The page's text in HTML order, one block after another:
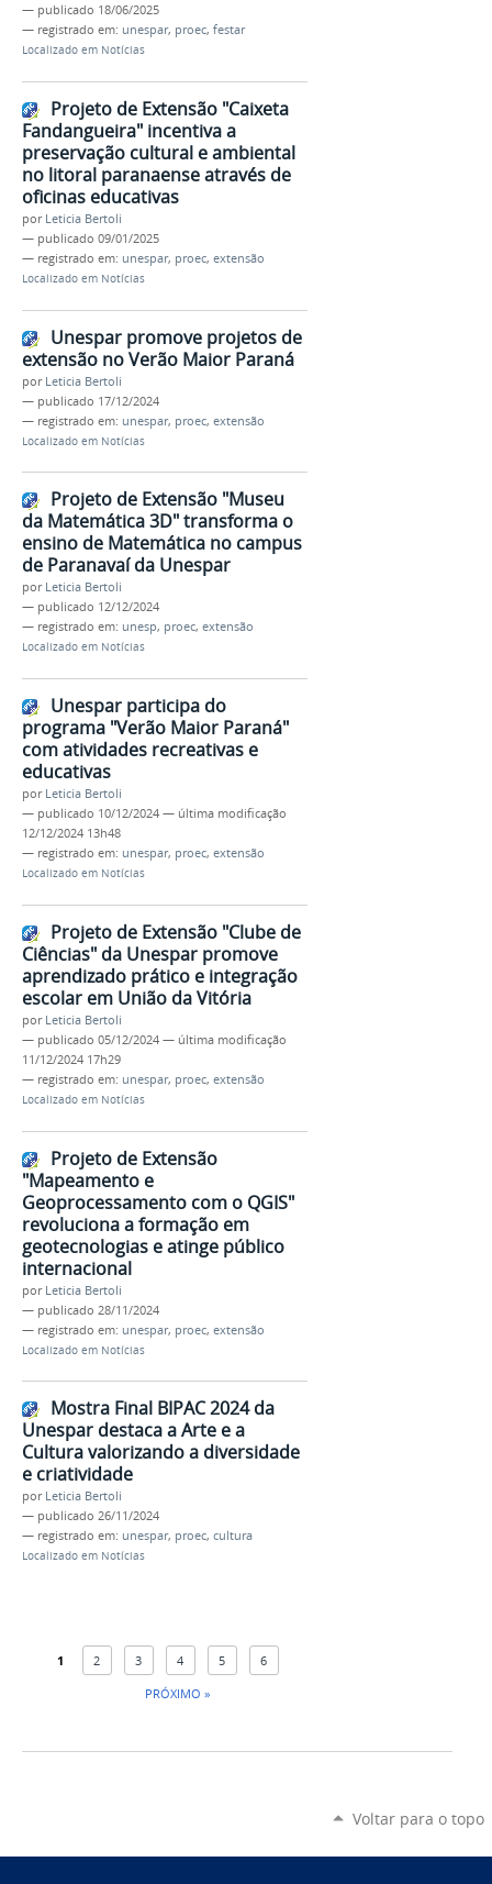
— publicado 18/06/2025
— registrado em: unespar, proec, festar
Localizado em Notícias
Projeto de Extensão "Caixeta
Fandangueira" incentiva a
preservação cultural e ambiental
no litoral paranaense através de
oficinas educativas
por Leticia Bertoli
— publicado 09/01/2025
— registrado em: unespar, proec, extensão
Localizado em Notícias
Unespar promove projetos de
extensão no Verão Maior Paraná
por Leticia Bertoli
— publicado 17/12/2024
— registrado em: unespar, proec, extensão
Localizado em Notícias
Projeto de Extensão "Museu
da Matemática 3D" transforma o
ensino de Matemática no campus
de Paranavaí da Unespar
por Leticia Bertoli
— publicado 12/12/2024
— registrado em: unesp, proec, extensão
Localizado em Notícias
Unespar participa do
programa "Verão Maior Paraná"
com atividades recreativas e
educativas
por Leticia Bertoli
— publicado 10/12/2024 — última modificação
12/12/2024 13h48
— registrado em: unespar, proec, extensão
Localizado em Notícias
Projeto de Extensão "Clube de
Ciências" da Unespar promove
aprendizado prático e integração
escolar em União da Vitória
por Leticia Bertoli
— publicado 05/12/2024 — última modificação
11/12/2024 17h29
— registrado em: unespar, proec, extensão
Localizado em Notícias
Projeto de Extensão
"Mapeamento e
Geoprocessamento com o QGIS"
revoluciona a formação em
geotecnologias e atinge público
internacional
por Leticia Bertoli
— publicado 28/11/2024
— registrado em: unespar, proec, extensão
Localizado em Notícias
Mostra Final BIPAC 2024 da
Unespar destaca a Arte e a
Cultura valorizando a diversidade
e criatividade
por Leticia Bertoli
— publicado 26/11/2024
— registrado em: unespar, proec, cultura
Localizado em Notícias
1 2 3 4 5
6
PRÓXIMO »
Voltar para o topo